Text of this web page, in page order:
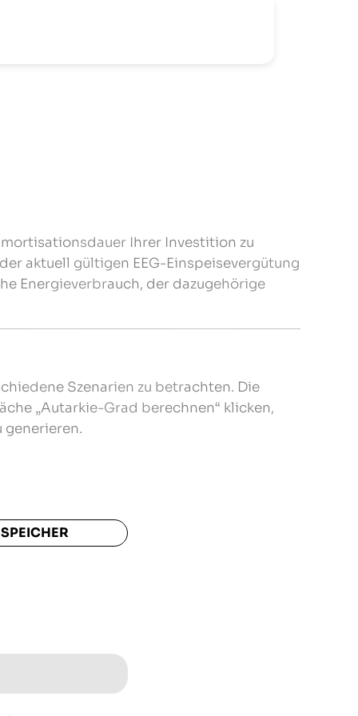
Ihrer Investition zu
aktuell gültigen EEG-Einspeisevergütung
Energieverbrauch, der dazugehörige
Szenarien zu betrachten. Die
„Autarkie-Grad berechnen“ klicken,
generieren.